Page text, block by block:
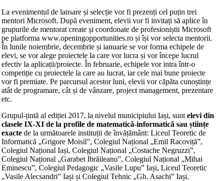
La evenimentul de lansare și selecție vor fi prezenți cel puțin trei
mentori Microsoft. După eveniment, elevii vor fi invitați să aplice în
grupurile de mentorat create și coordonate de profesioniștii Microsoft
pe platforma www.openingopportunities.ro și își vor selecta mentorii.
În lunile noiembrie, decembrie și ianuarie se vor forma echipele de
elevi, se vor alege proiectele la care vor lucra și vor începe lucrul
efectiv la aplicații/proiecte. În februarie, echipele vor intra într-o
competiție cu proiectele la care au lucrat, iar cele mai bune proiecte
vor fi premiate. Pe parcursul acestor luni, elevii vor căpăta cunoștințe
atât de programare, cât și de vânzare, project management, prezentare
etc.
Grupul-țintă al ediției 2017, la nivelul municipiului Iași, sunt elevi din
clasele IX-XI de la profile de matematică-informatică sau științe
exacte de la următoarele instituții de învățământ: Liceul Teoretic de
Informatică „Grigore Moisil”, Colegiul Național „Emil Racoviță”,
Colegiul Național Iași, Colegiul Național „Costache Negruzzi”,
Colegiul Național „Garabet Ibrăileanu”, Colegiul Național „Mihai
Eminescu”, Colegiul Pedagogic „Vasile Lupu” Iași, Liceul Teoretic
„Vasile Alecsandri” Iași și Colegiul Tehnic „Gh. Asachi” Iași.